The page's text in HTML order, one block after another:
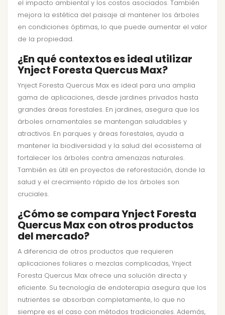
el impacto ambiental y los costos asociados. También
mejora la estética del paisaje al mantener los árboles
en condiciones óptimas, lo que puede aumentar el valor
de la propiedad.
¿En qué contextos es ideal utilizar
Ynject Foresta Quercus Max?
Ynject Foresta Quercus Max es ideal para una amplia
gama de aplicaciones, desde jardines privados hasta
grandes áreas forestales. En jardines, asegura que los
árboles ornamentales se mantengan saludables y
atractivos. En parques y áreas forestales, ayuda a
mantener la biodiversidad y la salud del ecosistema al
fortalecer los árboles contra amenazas naturales.
También es útil en proyectos de reforestación, donde la
salud y el crecimiento rápido de los árboles son
cruciales.
¿Cómo se compara Ynject Foresta
Quercus Max con otros productos
del mercado?
A diferencia de otros productos que requieren
aplicaciones foliares o mezclas complicadas, Ynject
Foresta Quercus Max ofrece una solución directa y
eficiente. Su tecnología de endoterapia asegura que los
nutrientes se absorban completamente, lo que no
siempre es el caso con métodos tradicionales. Además,